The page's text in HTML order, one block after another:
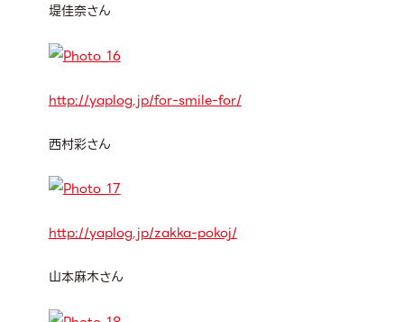
堤佳奈さん
http://yaplog.jp/for-smile-for/
西村彩さん
http://yaplog.jp/zakka-pokoj/
山本麻木さん